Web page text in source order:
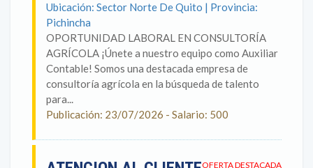
Ubicación: Sector Norte De Quito | Provincia:
Pichincha
OPORTUNIDAD LABORAL EN CONSULTORÍA
AGRÍCOLA ¡Únete a nuestro equipo como Auxiliar
Contable! Somos una destacada empresa de
consultoría agrícola en la búsqueda de talento
para...
Publicación: 23/07/2026 - Salario: 500
OFERTA DESTACADA